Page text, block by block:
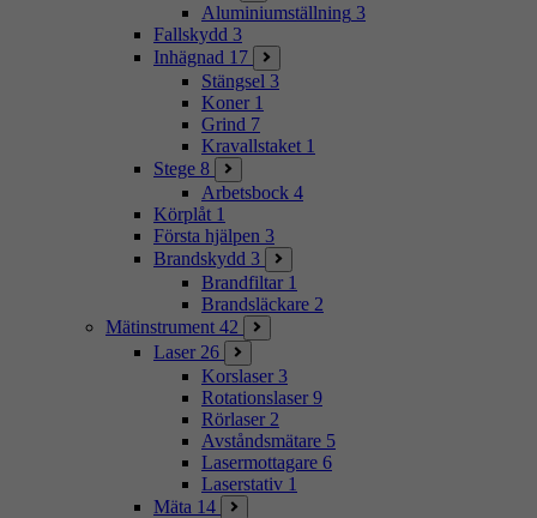
Aluminiumställning 3
Fallskydd 3
Inhägnad 17
Stängsel 3
Koner 1
Grind 7
Kravallstaket 1
Stege 8
Arbetsbock 4
Körplåt 1
Första hjälpen 3
Brandskydd 3
Brandfiltar 1
Brandsläckare 2
Mätinstrument 42
Laser 26
Korslaser 3
Rotationslaser 9
Rörlaser 2
Avståndsmätare 5
Lasermottagare 6
Laserstativ 1
Mäta 14